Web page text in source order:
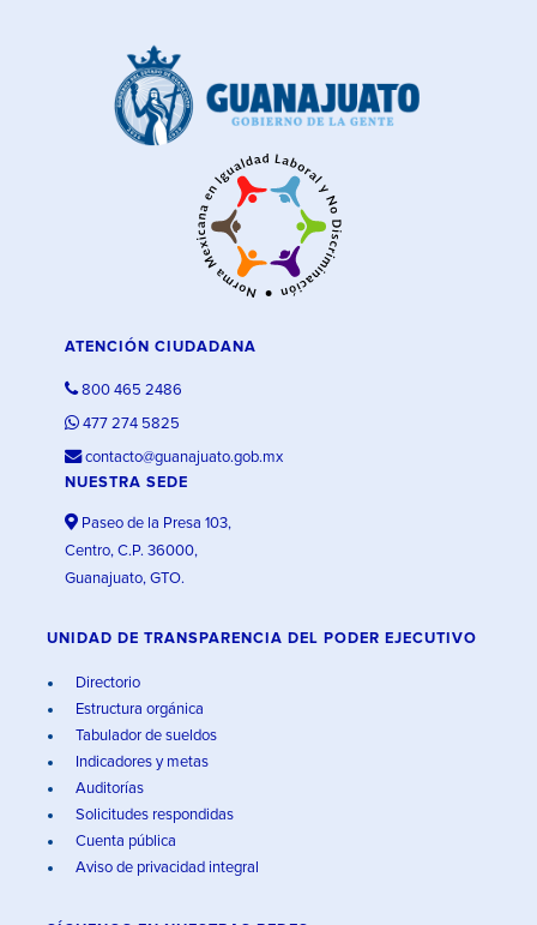
ATENCIÓN CIUDADANA
800 465 2486
477 274 5825
contacto@guanajuato.gob.mx
NUESTRA SEDE
Paseo de la Presa 103,
Centro, C.P. 36000,
Guanajuato, GTO.
UNIDAD DE TRANSPARENCIA DEL PODER EJECUTIVO
Directorio
Estructura orgánica
Tabulador de sueldos
Indicadores y metas
Auditorías
Solicitudes respondidas
Cuenta pública
Aviso de privacidad integral